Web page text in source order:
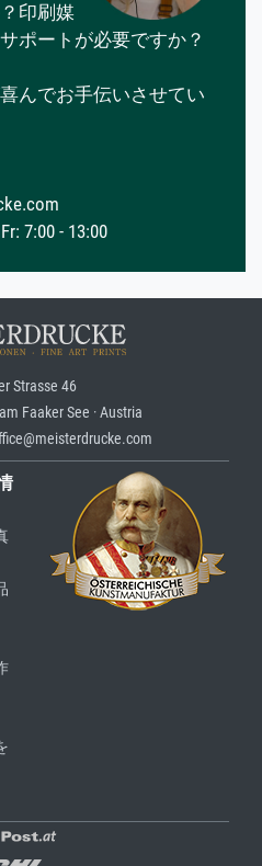
印刷媒
ポートが必要ですか？
んでお手伝いさせてい
7:00 - 13:00
Strasse 46
Faaker See · Austria